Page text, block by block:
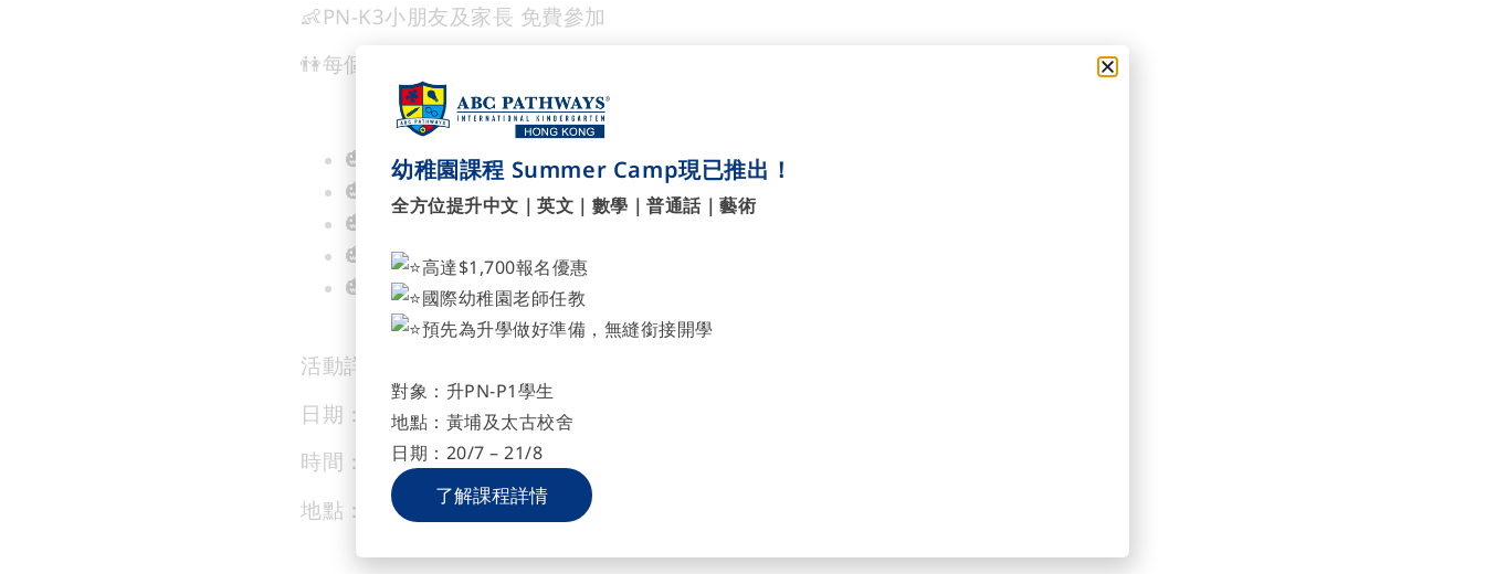
👶PN-K3小朋友及家長 免費參加
👫每個時段只限30人
🎃一家大細親子動感GAME
🎃小嘩鬼大巡遊團
🎃奇趣樂園「玩之教室」
🎃萬聖節神秘禮物
🎃Native老師鬼馬造型拍照區
活動詳情：
日期：10月30日
時間：9:30am-12:30pm
地點：太古分校/黃埔分校
幼稚園課程 Summer Camp現已推出！
全方位提升中文｜英文｜數學｜普通話｜藝術
高達$1,700報名優惠
國際幼稚園老師任教
預先為升學做好準備，無縫銜接開學
對象：升PN-P1學生
地點：黃埔及太古校舍
日期：20/7 – 21/8
了解課程詳情